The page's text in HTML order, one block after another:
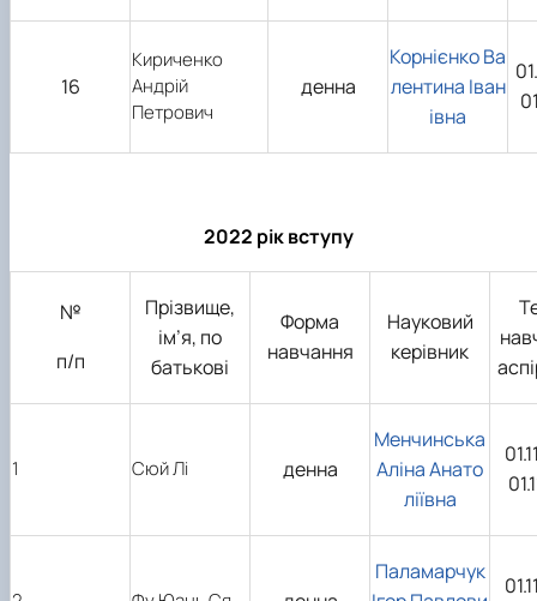
16
Кириченко
Андрій
Петрович
денна
Корнієнко Ва
лентина Іван
івна
2022 рік вступу
№
п/п
Прізвище,
ім’я, по
батькові
Форма
навчання
Науковий
керівник
1 Сюй Лі денна
Менчинська
Аліна Анато
ліївна
Паламарчук